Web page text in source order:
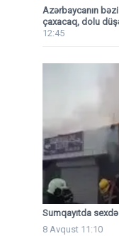
Azərbaycanın
çaxacaq, dolu
12:45
Sumqayıtda
8 Avqust 11:10